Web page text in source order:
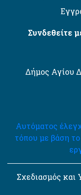
Συνδεθείτε
Δήμος Αγίου
Αυτόματος
τόπου με βάση
Σχεδιασμός